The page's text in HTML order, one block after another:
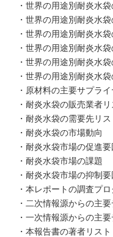
・世界の用途別耐炎水
・世界の用途別耐炎水
・世界の用途別耐炎水
・世界の用途別耐炎水
・世界の用途別耐炎水
・世界の用途別耐炎水
・原材料の主要サプラ
・耐炎水袋の販売業者リ
・耐炎水袋の需要先リス
・耐炎水袋の市場動向
・耐炎水袋市場の促進要
・耐炎水袋市場の課題
・耐炎水袋市場の抑制要
・本レポートの調査プ
・二次情報源からの主
・一次情報源からの主
・本報告書の著者リスト